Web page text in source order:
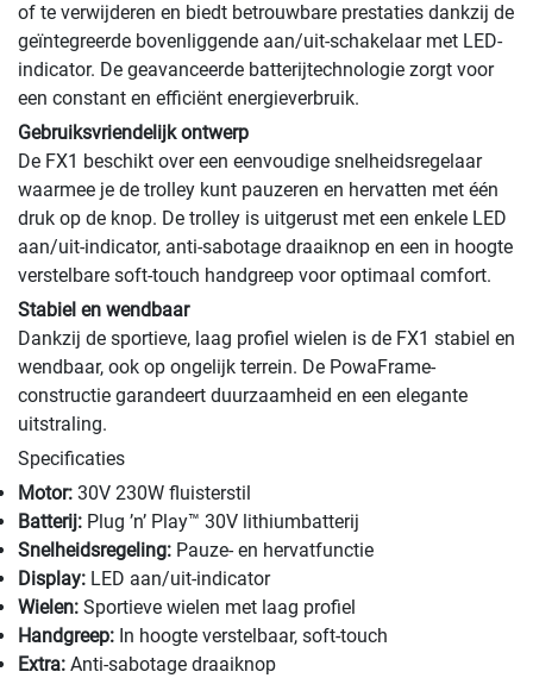
of te verwijderen en biedt betrouwbare prestaties dankzij de
geïntegreerde bovenliggende aan/uit-schakelaar met LED-
indicator. De geavanceerde batterijtechnologie zorgt voor
een constant en efficiënt energieverbruik.
Gebruiksvriendelijk ontwerp
De FX1 beschikt over een eenvoudige snelheidsregelaar
waarmee je de trolley kunt pauzeren en hervatten met één
druk op de knop. De trolley is uitgerust met een enkele LED
aan/uit-indicator, anti-sabotage draaiknop en een in hoogte
verstelbare soft-touch handgreep voor optimaal comfort.
Stabiel en wendbaar
Dankzij de sportieve, laag profiel wielen is de FX1 stabiel en
wendbaar, ook op ongelijk terrein. De PowaFrame-
constructie garandeert duurzaamheid en een elegante
uitstraling.
Specificaties
Motor: 30V 230W fluisterstil
Batterij: Plug ’n’ Play™ 30V lithiumbatterij
Snelheidsregeling: Pauze- en hervatfunctie
Display: LED aan/uit-indicator
Wielen: Sportieve wielen met laag profiel
Handgreep: In hoogte verstelbaar, soft-touch
Extra: Anti-sabotage draaiknop